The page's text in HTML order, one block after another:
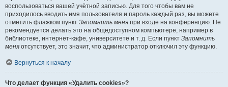
воспользоваться вашей учётной записью. Для того чтобы вам не
приходилось вводить имя пользователя и пароль каждый раз, вы можете
отметить флажком пункт Запомнить меня при входе на конференцию. Не
рекомендуется делать это на общедоступном компьютере, например в
библиотеке, интернет-кафе, университете и т. д. Если пункт Запомнить
меня отсутствует, это значит, что администратор отключил эту функцию.
Вернуться к началу
Что делает функция «Удалить cookies»?